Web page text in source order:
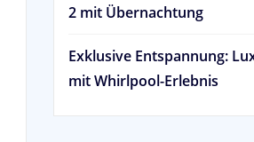
2 mit Übernachtung
Exklusive Entspannung:
mit Whirlpool-Erlebnis